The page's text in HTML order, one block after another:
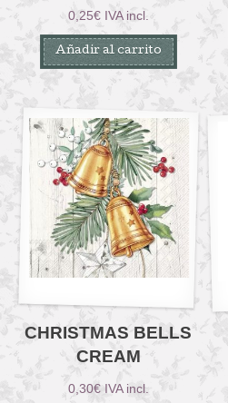
0,25€ IVA incl.
Añadir al carrito
CHRISTMAS BELLS
CREAM
0,30€ IVA incl.